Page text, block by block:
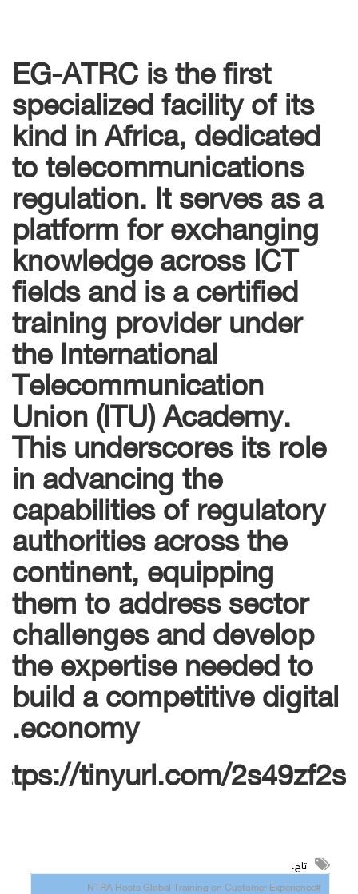
EG-ATRC is the first
specialized facility of its
kind in Africa, dedicated
to telecommunications
regulation. It serves as a
platform for exchanging
knowledge across ICT
fields and is a certified
training provider under
the International
Telecommunication
Union (ITU) Academy.
This underscores its role
in advancing the
capabilities of regulatory
authorities across the
continent, equipping
them to address sector
challenges and develop
the expertise needed to
build a competitive digital
economy.
tinyurl.com/2s49zf2s
تاج:
#NTRA Hosts Global Training on Customer Experience